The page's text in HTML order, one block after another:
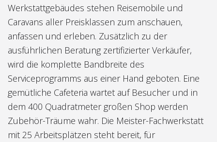
Werkstattgebäudes stehen Reisemobile und
Caravans aller Preisklassen zum anschauen,
anfassen und erleben. Zusätzlich zu der
ausführlichen Beratung zertifizierter Verkäufer,
wird die komplette Bandbreite des
Serviceprogramms aus einer Hand geboten. Eine
gemütliche Cafeteria wartet auf Besucher und in
dem 400 Quadratmeter großen Shop werden
Zubehör-Träume wahr. Die Meister-Fachwerkstatt
mit 25 Arbeitsplätzen steht bereit, für